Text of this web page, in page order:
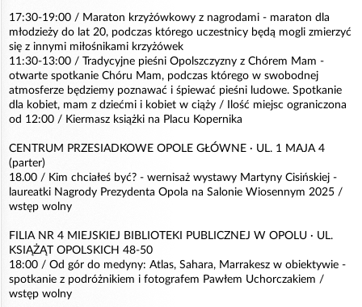
17:30-19:00 / Maraton krzyżówkowy z nagrodami - maraton dla
młodzieży do lat 20, podczas którego uczestnicy będą mogli zmierzyć
się z innymi miłośnikami krzyżówek
11:30-13:00 / Tradycyjne pieśni Opolszczyzny z Chórem Mam -
otwarte spotkanie Chóru Mam, podczas którego w swobodnej
atmosferze będziemy poznawać i śpiewać pieśni ludowe. Spotkanie
dla kobiet, mam z dziećmi i kobiet w ciąży / Ilość miejsc ograniczona
od 12:00 / Kiermasz książki na Placu Kopernika
CENTRUM PRZESIADKOWE OPOLE GŁÓWNE · UL. 1 MAJA 4
(parter)
18.00 / Kim chciałeś być? - wernisaż wystawy Martyny Cisińskiej -
laureatki Nagrody Prezydenta Opola na Salonie Wiosennym 2025 /
wstęp wolny
FILIA NR 4 MIEJSKIEJ BIBLIOTEKI PUBLICZNEJ W OPOLU · UL.
KSIĄŻĄT OPOLSKICH 48-50
18:00 / Od gór do medyny: Atlas, Sahara, Marrakesz w obiektywie -
spotkanie z podróżnikiem i fotografem Pawłem Uchorczakiem /
wstęp wolny